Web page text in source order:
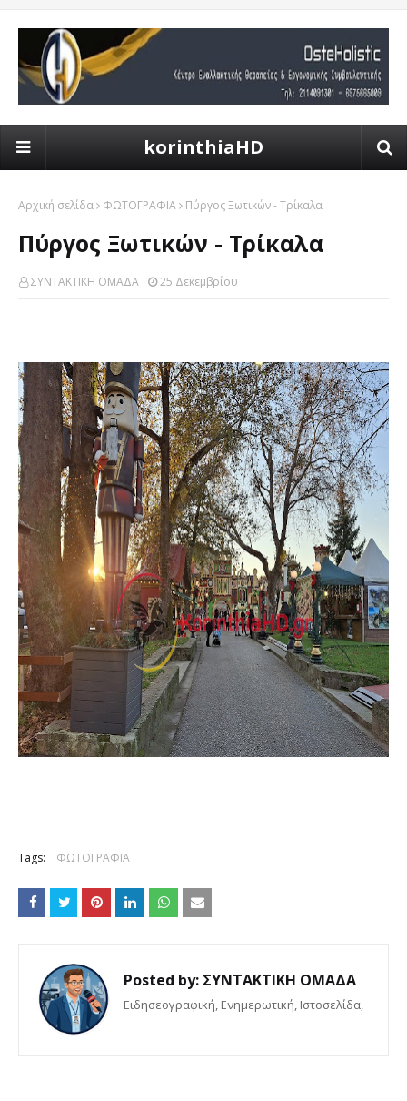
korinthiaHD
Αρχική σελίδα ΦΩΤΟΓΡΑΦΙΑ Πύργος Ξωτικών - Τρίκαλα
Πύργος Ξωτικών - Τρίκαλα
ΣΥΝΤΑΚΤΙΚΗ ΟΜΑΔΑ 25 Δεκεμβρίου
Tags: ΦΩΤΟΓΡΑΦΙΑ
Posted by: ΣΥΝΤΑΚΤΙΚΗ ΟΜΑΔΑ
Eιδησεογραφική, Ενημερωτική, Iστοσελίδα,